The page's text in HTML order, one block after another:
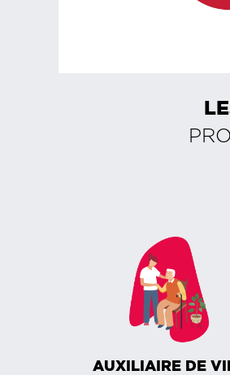
AUXILIAIRE DE